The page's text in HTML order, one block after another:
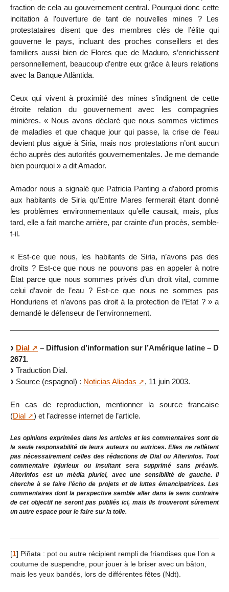
fraction de cela au gouvernement central. Pourquoi donc cette
incitation à l’ouverture de tant de nouvelles mines ? Les
protestataires disent que des membres clés de l’élite qui
gouverne le pays, incluant des proches conseillers et des
familiers aussi bien de Flores que de Maduro, s’enrichissent
personnellement, beaucoup d’entre eux grâce à leurs relations
avec la Banque Atlàntida.
Ceux qui vivent à proximité des mines s’indignent de cette
étroite relation du gouvernement avec les compagnies
minières. « Nous avons déclaré que nous sommes victimes
de maladies et que chaque jour qui passe, la crise de l’eau
devient plus aiguë à Siria, mais nos protestations n’ont aucun
écho auprès des autorités gouvernementales. Je me demande
bien pourquoi » a dit Amador.
Amador nous a signalé que Patricia Panting a d’abord promis
aux habitants de Siria qu’Entre Mares fermerait étant donné
les problèmes environnementaux qu’elle causait, mais, plus
tard, elle a fait marche arrière, par crainte d’un procès, semble-
t-il.
« Est-ce que nous, les habitants de Siria, n’avons pas des
droits ? Est-ce que nous ne pouvons pas en appeler à notre
État parce que nous sommes privés d’un droit vital, comme
celui d’avoir de l’eau ? Est-ce que nous ne sommes pas
Honduriens et n’avons pas droit à la protection de l’Etat ? » a
demandé le défenseur de l’environnement.
Dial
– Diffusion d’information sur l’Amérique latine – D
2671.
Traduction Dial.
Source (espagnol) : Noticias Aliadas , 11 juin 2003.
En cas de reproduction, mentionner la source francaise
(Dial ) et l’adresse internet de l’article.
Les opinions exprimées dans les articles et les commentaires sont de
la seule responsabilité de leurs auteurs ou autrices. Elles ne reflètent
pas nécessairement celles des rédactions de Dial ou Alterinfos. Tout
commentaire injurieux ou insultant sera supprimé sans préavis.
AlterInfos est un média pluriel, avec une sensibilité de gauche. Il
cherche à se faire l’écho de projets et de luttes émancipatrices. Les
commentaires dont la perspective semble aller dans le sens contraire
de cet objectif ne seront pas publiés ici, mais ils trouveront sûrement
un autre espace pour le faire sur la toile.
[1] Piñata : pot ou autre récipient rempli de friandises que l’on a
coutume de suspendre, pour jouer à le briser avec un bâton,
mais les yeux bandés, lors de différentes fêtes (Ndt).